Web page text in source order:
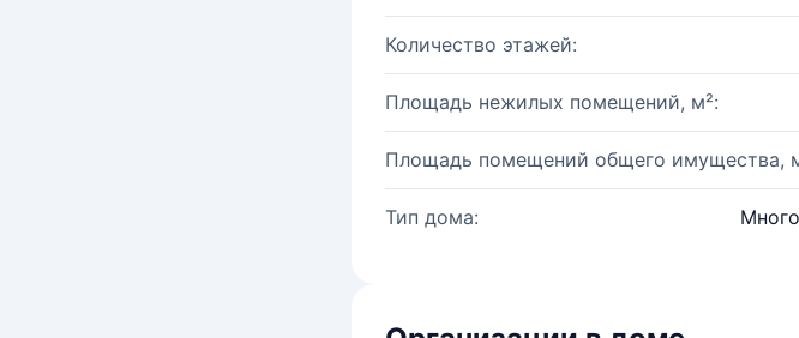
Количество этажей:
Площадь нежилых помещений, м²:
Площадь помещений общего имущества,
Тип дома: